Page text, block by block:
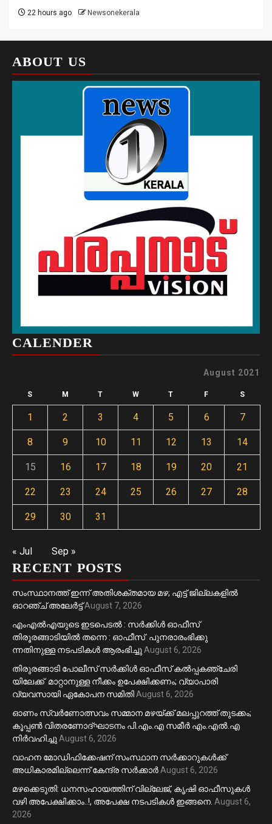
22 hours ago Newsonekerala
ABOUT US
CALENDER
August 2021
S M T W T F S
1 2 3 4 5 6 7
8 9 10 11 12 13 14
15 16 17 18 19 20 21
22 23 24 25 26 27 28
29 30 31
« Jul Sep »
RECENT POSTS
സംസ്ഥാനത്ത് ഇന്ന് അതിശക്തമായ മഴ; എട്ട് ജില്ലകളിൽ
ഓറഞ്ച് അലേര്‍ട്ട് August 7, 2026
എംഎൽഎയുടെ ഇടപെടൽ : സര്‍ക്കിള്‍ ഓഫീസ്
തിരൂരങ്ങാടിയിൽ തന്നെ : ഓഫീസ് പുനരാരംഭിക്കു
ന്നതിനുള്ള നടപടികൾ ആരംഭിച്ചു August 6, 2026
തിരുരങ്ങാടി പോലീസ് സർക്കിൾ ഓഫീസ് കൽപ്പകഞ്ചേരി
യിലേക്ക് മാറ്റാനുള്ള നീക്കം ഉപേക്ഷിക്കണം; വ്യാപാരി
വ്യവസായി ഏകോപന സമിതി August 6, 2026
ഓണം സ്വർണോത്സവം സമ്മാന മഴയ്ക്ക് മലപ്പുറത്ത് തുടക്കം;
കൂപ്പൺ വിതരണോദ്ഘാടനം പി.എം.എ സമീർ എം.എൽ.എ
നിർവഹിച്ചു August 6, 2026
വാഹന മോഡിഫിക്കേഷന് സംസ്ഥാന സർക്കാറുകൾക്ക്
അധികാരമില്ലെന്ന് കേന്ദ്ര സർക്കാർ August 6, 2026
മഴക്കെടുതി: ധനസഹായത്തിന് വില്ലേജ്, കൃഷി ഓഫീസുകൾ
വഴി അപേക്ഷിക്കാം..!, അപേക്ഷ നടപടികൾ ഇങ്ങനെ. August 6,
2026